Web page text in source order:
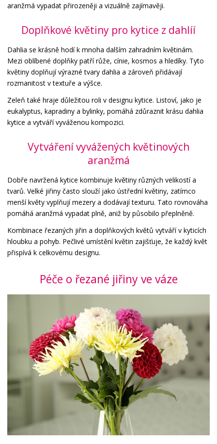
aranžmá vypadat přirozeněji a vizuálně zajímavěji.
Doplňkové květiny pro kytice z dahlíí
Dahlia se krásně hodí k mnoha dalším zahradním květinám.
Mezi oblíbené doplňky patří růže, cínie, kosmos a hledíky. Tyto
květiny doplňují výrazné tvary dahlia a zároveň přidávají
rozmanitost v textuře a výšce.
Zeleň také hraje důležitou roli v designu kytice. Listoví, jako je
eukalyptus, kapradiny a bylinky, pomáhá zdůraznit krásu dahlia
kytice a vytváří vyváženou kompozici.
Vytváření vyvážených květinových
aranžmá
Dobře navržená kytice kombinuje květiny různých velikostí a
tvarů. Velké jiřiny často slouží jako ústřední květiny, zatímco
menší květy vyplňují mezery a dodávají texturu. Tato rovnováha
pomáhá aranžmá vypadat plně, aniž by působilo přeplněně.
Kombinace řezaných jiřin a doplňkových květů vytváří v kyticích
hloubku a pohyb. Pečlivé umístění květin zajišťuje, že každý květ
přispívá k celkovému designu.
Péče o řezané jiřiny ve váze